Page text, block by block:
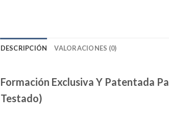
DESCRIPCIÓN VALORACIONES (0)
Formación Exclusiva Y Patentada
Testado)